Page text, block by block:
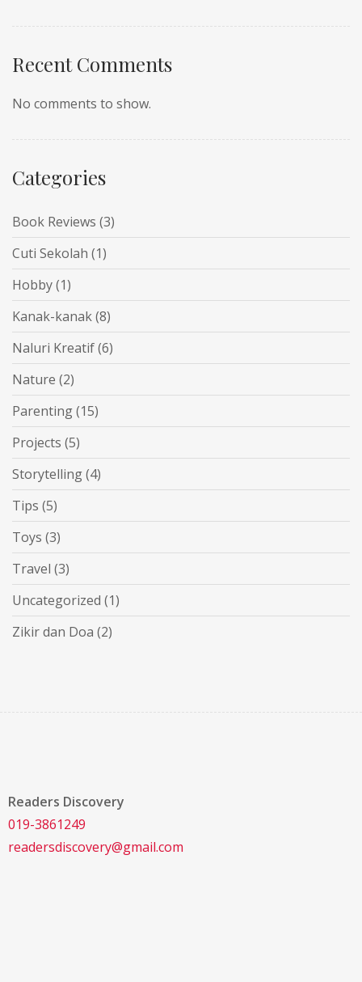
Recent Comments
No comments to show.
Categories
Book Reviews (3)
Cuti Sekolah (1)
Hobby(1)
Kanak-kanak(8)
Naluri Kreatif(6)
Nature (2)
Parenting(15)
Projects (5)
Storytelling(4)
Tips (5)
Toys (3)
Travel (3)
Uncategorized (1)
Zikir dan Doa (2)
Readers Discovery
019-3861249
readersdiscovery@gmail.com